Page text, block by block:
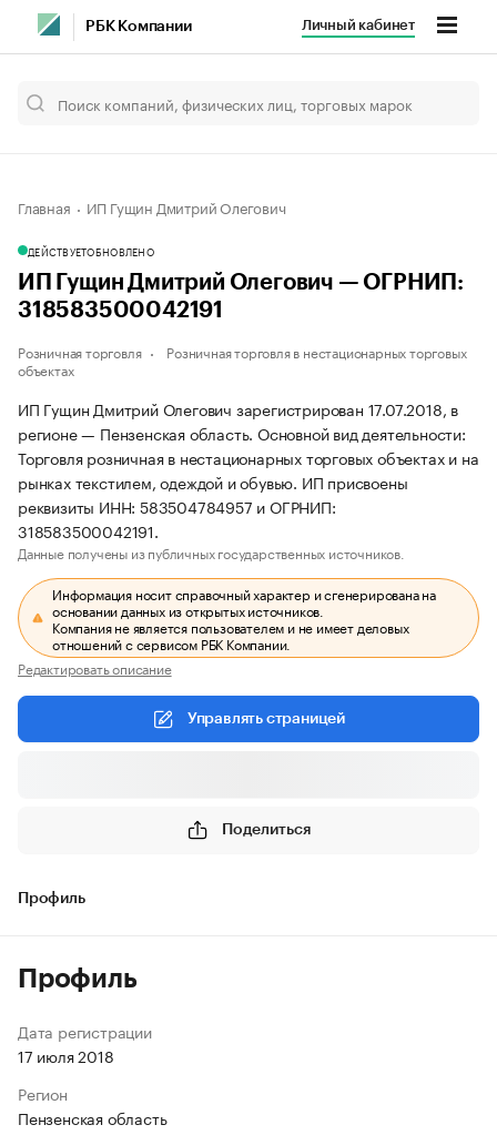
РБК Компании Личный кабинет
Главная ИП Гущин Дмитрий Олегович
ДЕЙСТВУЕТОБНОВЛЕНО
ИП Гущин Дмитрий Олегович — ОГРНИП:
318583500042191
Розничная торговля
Розничная торговля в нестационарных торговых
объектах
ИП Гущин Дмитрий Олегович зарегистрирован 17.07.2018, в
регионе — Пензенская область. Основной вид деятельности:
Торговля розничная в нестационарных торговых объектах и на
рынках текстилем, одеждой и обувью. ИП присвоены
реквизиты ИНН: 583504784957 и ОГРНИП:
318583500042191.
Данные получены из публичных государственных источников.
Информация носит справочный характер и сгенерирована на
основании данных из открытых источников.
Компания не является пользователем и не имеет деловых
отношений с сервисом РБК Компании.
Редактировать описание
Управлять страницей
Поделиться
Профиль
Профиль
Дата регистрации
17 июля 2018
Регион
Пензенская область